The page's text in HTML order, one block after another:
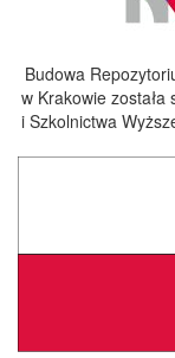
Budowa
w Krakowie
i Szkolnictwa